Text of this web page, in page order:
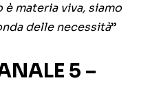
materia viva, siamo
delle necessità”
5 –